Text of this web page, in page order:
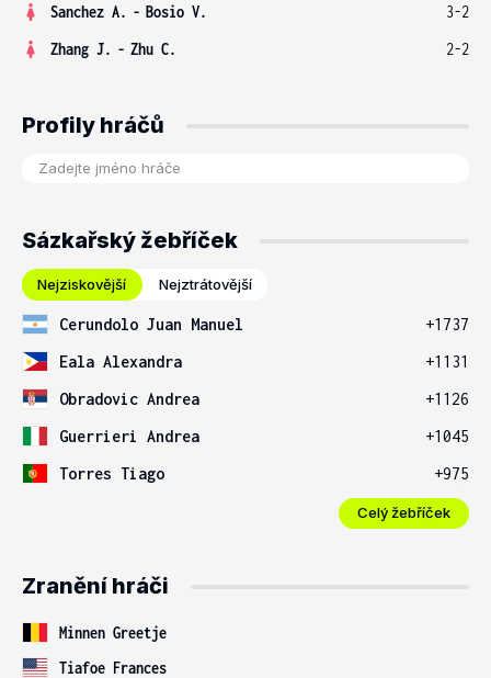
Sanchez A. - Bosio V.
3-2
Zhang J. - Zhu C. 2-2
Profily hráčů
Sázkařský žebříček
Nejziskovější Nejztrátovější
Cerundolo Juan Manuel
+1737
Eala Alexandra
+1131
Obradovic Andrea
+1126
Guerrieri Andrea
+1045
Torres Tiago
+975
Celý žebříček
Zranění hráči
Minnen Greetje
Tiafoe Frances